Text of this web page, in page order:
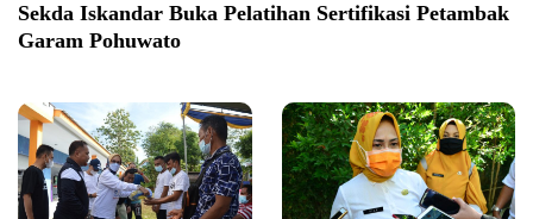
Sekda Iskandar Buka Pelatihan Sertifikasi Petambak
Garam Pohuwato